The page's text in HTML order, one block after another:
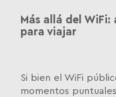
Más allá del
para viajar
Si bien el WiFi
momentos